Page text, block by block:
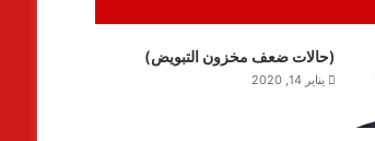
(حالات ضعف مخزون التبويض)
يناير 14, 2020